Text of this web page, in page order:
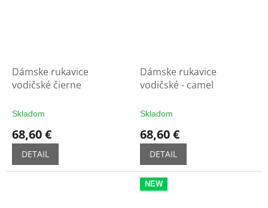
Dámske rukavice
vodičské čierne
Skladom
68,60 €
DETAIL
Dámske rukavice
vodičské - camel
Skladom
68,60 €
DETAIL
NEW